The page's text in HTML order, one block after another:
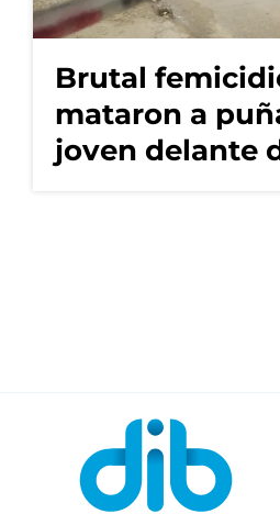
Brutal
mataron a
joven delante